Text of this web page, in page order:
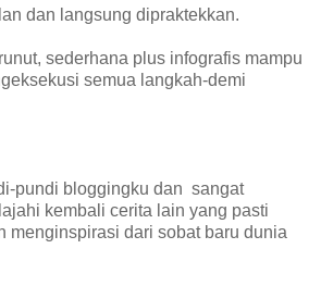
dan langsung dipraktekkan.
sederhana plus infografis mampu
semua langkah-demi
pundi bloggingku dan sangat
kembali cerita lain yang pasti
menginspirasi dari sobat baru dunia